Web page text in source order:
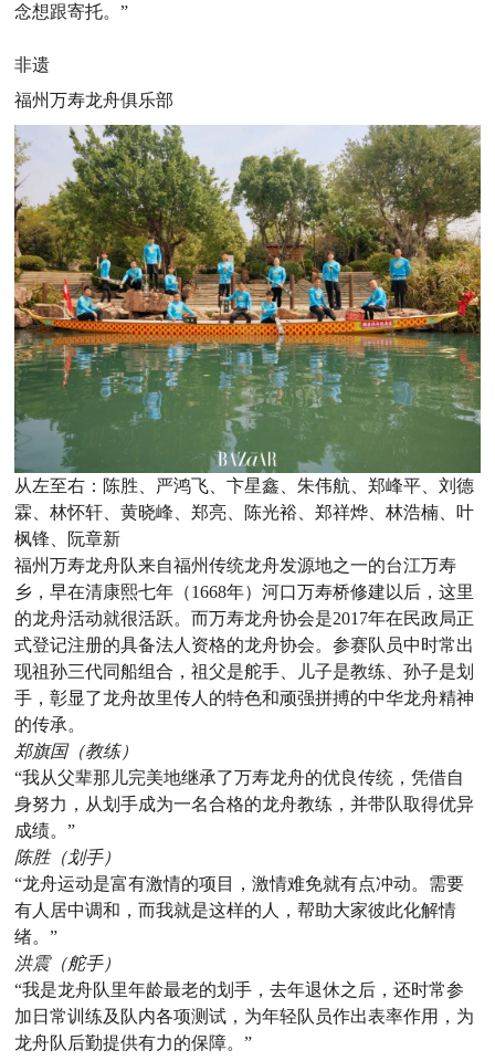
念想跟寄托。”
非遗
福州万寿龙舟俱乐部
从左至右：陈胜、严鸿飞、卞星鑫、朱伟航、郑峰平、刘德
霖、林怀轩、黄晓峰、郑亮、陈光裕、郑祥烨、林浩楠、叶
枫锋、阮章新
福州万寿龙舟队来自福州传统龙舟发源地之一的台江万寿
乡，早在清康熙七年（1668年）河口万寿桥修建以后，这里
的龙舟活动就很活跃。而万寿龙舟协会是2017年在民政局正
式登记注册的具备法人资格的龙舟协会。参赛队员中时常出
现祖孙三代同船组合，祖父是舵手、儿子是教练、孙子是划
手，彰显了龙舟故里传人的特色和顽强拼搏的中华龙舟精神
的传承。
郑旗国（教练）
“我从父辈那儿完美地继承了万寿龙舟的优良传统，凭借自
身努力，从划手成为一名合格的龙舟教练，并带队取得优异
成绩。”
陈胜（划手）
“龙舟运动是富有激情的项目，激情难免就有点冲动。需要
有人居中调和，而我就是这样的人，帮助大家彼此化解情
绪。”
洪震（舵手）
“我是龙舟队里年龄最老的划手，去年退休之后，还时常参
加日常训练及队内各项测试，为年轻队员作出表率作用，为
龙舟队后勤提供有力的保障。”